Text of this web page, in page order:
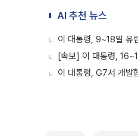
AI 추천 뉴스
이 대통령, 9~18일 유
[속보] 이 대통령,
이 대통령, G7서 개발